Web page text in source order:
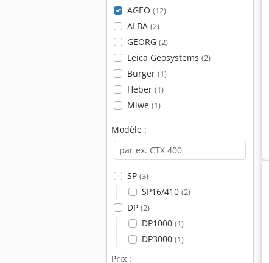
AGEO (12)
ALBA (2)
GEORG (2)
Leica Geosystems (2)
Burger (1)
Heber (1)
Miwe (1)
Modèle :
SP (3)
SP16/410 (2)
DP (2)
DP1000 (1)
DP3000 (1)
Prix :